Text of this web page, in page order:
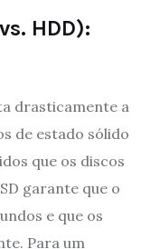
HDD):
drasticamente a
de estado sólido
que os discos
garante que o
e que os
Para um